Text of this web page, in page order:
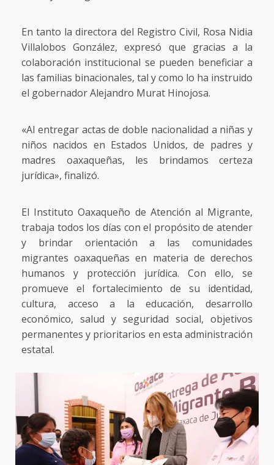
En tanto la directora del Registro Civil, Rosa Nidia
Villalobos González, expresó que gracias a la
colaboración institucional se pueden beneficiar a
las familias binacionales, tal y como lo ha instruido
el gobernador Alejandro Murat Hinojosa.
«Al entregar actas de doble nacionalidad a niñas y
niños nacidos en Estados Unidos, de padres y
madres oaxaqueñas, les brindamos certeza
jurídica», finalizó.
El Instituto Oaxaqueño de Atención al Migrante,
trabaja todos los días con el propósito de atender
y brindar orientación a las comunidades
migrantes oaxaqueñas en materia de derechos
humanos y protección jurídica. Con ello, se
promueve el fortalecimiento de su identidad,
cultura, acceso a la educación, desarrollo
económico, salud y seguridad social, objetivos
permanentes y prioritarios en esta administración
estatal.